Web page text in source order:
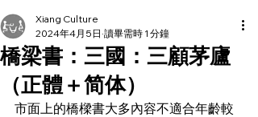
橋梁書：三國：三顧茅廬
（正體＋简体）
Xiang Culture
2024年4月5日 讀畢需時 1 分鐘
市面上的橋樑書大多內容不適合年齡較